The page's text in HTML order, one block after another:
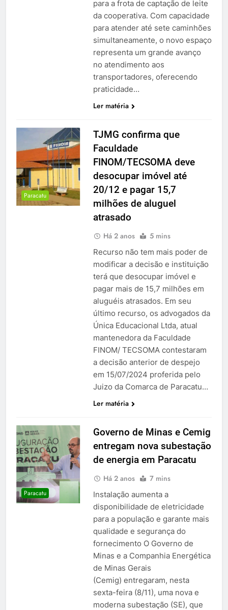
para a frota de captação de leite
da cooperativa. Com capacidade
para atender até sete caminhões
simultaneamente, o novo espaço
representa um grande avanço
no atendimento aos
transportadores, oferecendo
praticidade…
Ler matéria
Paracatu
TJMG confirma que
Faculdade
FINOM/TECSOMA deve
desocupar imóvel até
20/12 e pagar 15,7
milhões de aluguel
atrasado
Há 2 anos 5 mins
Recurso não tem mais poder de
modificar a decisão e instituição
terá que desocupar imóvel e
pagar mais de 15,7 milhões em
aluguéis atrasados. Em seu
último recurso, os advogados da
Única Educacional Ltda, atual
mantenedora da Faculdade
FINOM/ TECSOMA contestaram
a decisão anterior de despejo
em 15/07/2024 proferida pelo
Juizo da Comarca de Paracatu…
Ler matéria
Paracatu
Governo de Minas e Cemig
entregam nova subestação
de energia em Paracatu
Há 2 anos 7 mins
Instalação aumenta a
disponibilidade de eletricidade
para a população e garante mais
qualidade e segurança do
fornecimento O Governo de
Minas e a Companhia Energética
de Minas Gerais
(Cemig) entregaram, nesta
sexta-feira (8/11), uma nova e
moderna subestação (SE), que